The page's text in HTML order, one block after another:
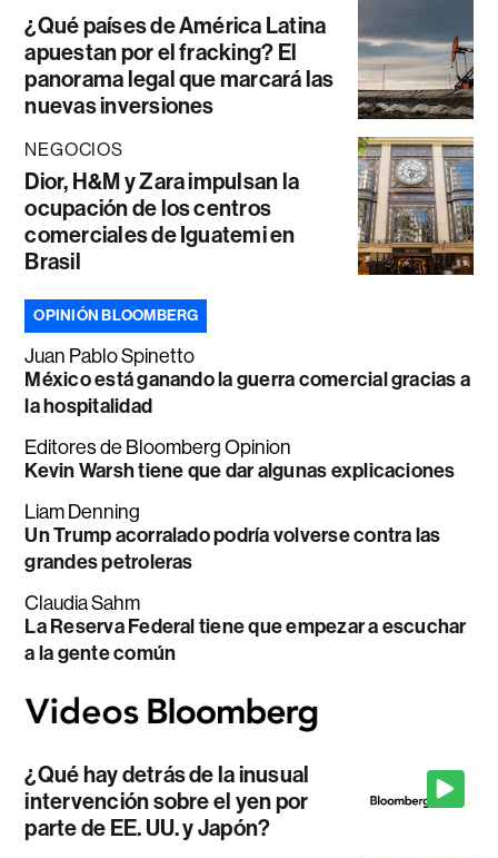
¿Qué países de América Latina
apuestan por el fracking? El
panorama legal que marcará las
nuevas inversiones
NEGOCIOS
Dior, H&M y Zara impulsan la
ocupación de los centros
comerciales de Iguatemi en
Brasil
OPINIÓN BLOOMBERG
Juan Pablo Spinetto
México está ganando la guerra comercial gracias a
la hospitalidad
Editores de Bloomberg Opinion
Kevin Warsh tiene que dar algunas explicaciones
Liam Denning
Un Trump acorralado podría volverse contra las
grandes petroleras
Claudia Sahm
La Reserva Federal tiene que empezar a escuchar
a la gente común
¿Qué hay detrás de la inusual
intervención sobre el yen por
parte de EE. UU. y Japón?